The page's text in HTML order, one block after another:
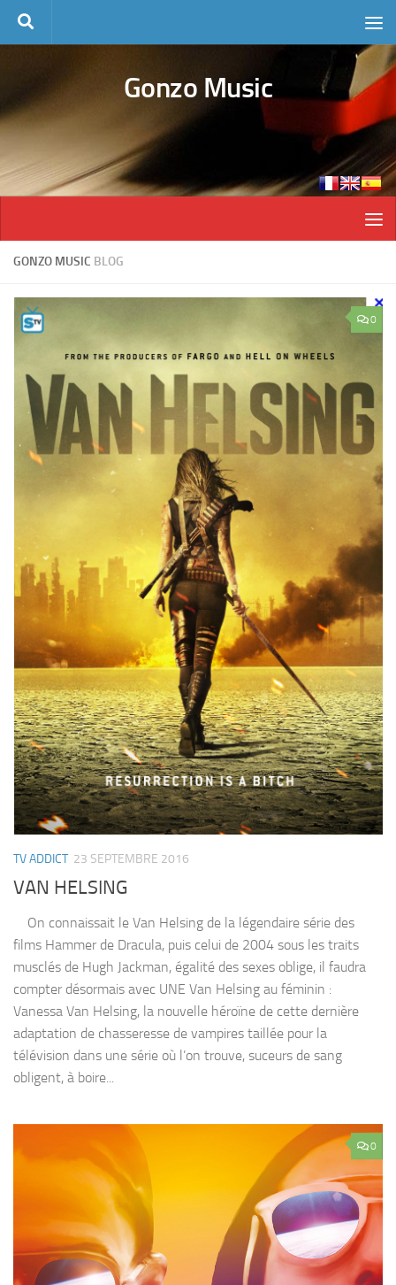
Skip to content
Gonzo Music
GONZO MUSIC BLOG
0
TV ADDICT 23 SEPTEMBRE 2016
VAN HELSING
On connaissait le Van Helsing de la légendaire série des
films Hammer de Dracula, puis celui de 2004 sous les traits
musclés de Hugh Jackman, égalité des sexes oblige, il faudra
compter désormais avec UNE Van Helsing au féminin :
Vanessa Van Helsing, la nouvelle héroïne de cette dernière
adaptation de chasseresse de vampires taillée pour la
télévision dans une série où l’on trouve, suceurs de sang
obligent, à boire...
0